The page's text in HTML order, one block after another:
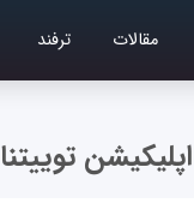
مقالات ترفند
اپلیکیشن توییتنا